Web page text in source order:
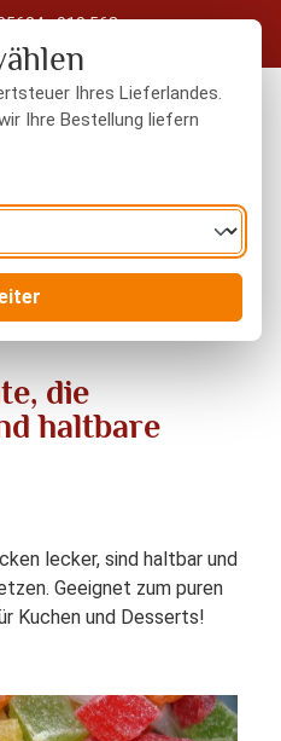
- 919 563
ab 50 € Warenwert
und haltbare
die
haltbare
lecker, sind haltbar und
Geeignet zum puren
Kuchen und Desserts!
Ihres Lieferlandes.
Ihre Bestellung liefern